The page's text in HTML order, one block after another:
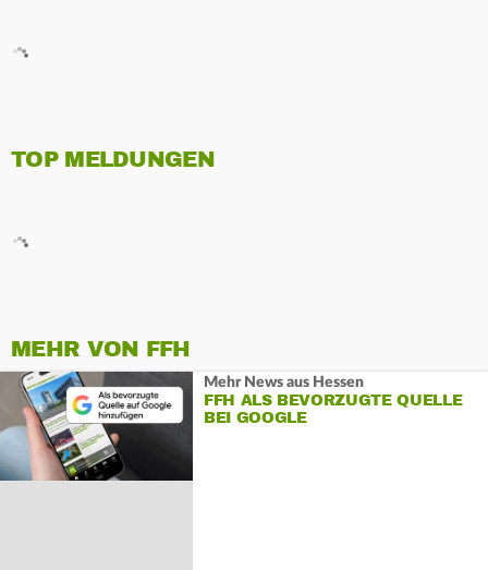
TOP MELDUNGEN
MEHR VON FFH
Mehr News aus Hessen
FFH ALS BEVORZUGTE QUELLE
BEI GOOGLE